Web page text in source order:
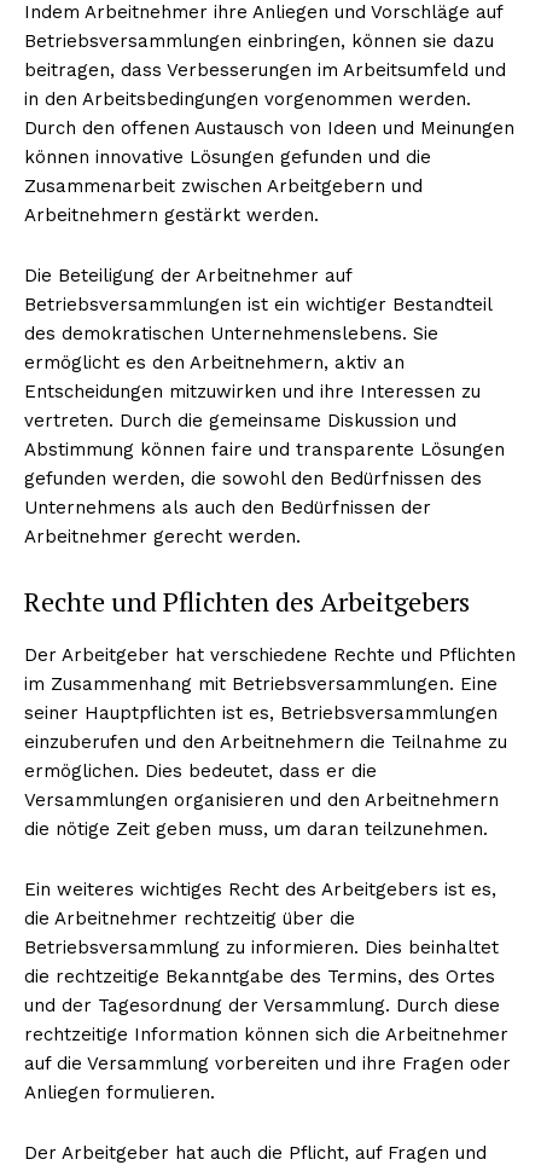
Indem Arbeitnehmer ihre Anliegen und Vorschläge auf
Betriebsversammlungen einbringen, können sie dazu
beitragen, dass Verbesserungen im Arbeitsumfeld und
in den Arbeitsbedingungen vorgenommen werden.
Durch den offenen Austausch von Ideen und Meinungen
können innovative Lösungen gefunden und die
Zusammenarbeit zwischen Arbeitgebern und
Arbeitnehmern gestärkt werden.
Die Beteiligung der Arbeitnehmer auf
Betriebsversammlungen ist ein wichtiger Bestandteil
des demokratischen Unternehmenslebens. Sie
ermöglicht es den Arbeitnehmern, aktiv an
Entscheidungen mitzuwirken und ihre Interessen zu
vertreten. Durch die gemeinsame Diskussion und
Abstimmung können faire und transparente Lösungen
gefunden werden, die sowohl den Bedürfnissen des
Unternehmens als auch den Bedürfnissen der
Arbeitnehmer gerecht werden.
Rechte und Pflichten des Arbeitgebers
Der Arbeitgeber hat verschiedene Rechte und Pflichten
im Zusammenhang mit Betriebsversammlungen. Eine
seiner Hauptpflichten ist es, Betriebsversammlungen
einzuberufen und den Arbeitnehmern die Teilnahme zu
ermöglichen. Dies bedeutet, dass er die
Versammlungen organisieren und den Arbeitnehmern
die nötige Zeit geben muss, um daran teilzunehmen.
Ein weiteres wichtiges Recht des Arbeitgebers ist es,
die Arbeitnehmer rechtzeitig über die
Betriebsversammlung zu informieren. Dies beinhaltet
die rechtzeitige Bekanntgabe des Termins, des Ortes
und der Tagesordnung der Versammlung. Durch diese
rechtzeitige Information können sich die Arbeitnehmer
auf die Versammlung vorbereiten und ihre Fragen oder
Anliegen formulieren.
Der Arbeitgeber hat auch die Pflicht, auf Fragen und